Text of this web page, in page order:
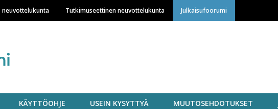
Hyppää
pääsisältöön
neuvottelukunta Tutkimuseettinen neuvottelukunta Julkaisufoorumi
KÄYTTÖOHJE USEIN KYSYTTYÄ MUUTOSEHDOTUKSET